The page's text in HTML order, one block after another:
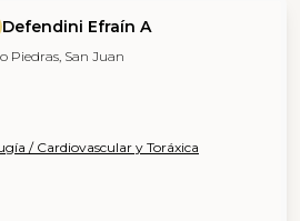
Defendini Efraín A
Piedras, San Juan
/ Cardiovascular y Toráxica